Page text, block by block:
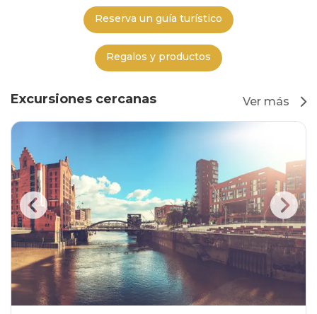
Reserva un guía turístico
Regalos y productos
Excursiones cercanas Ver más